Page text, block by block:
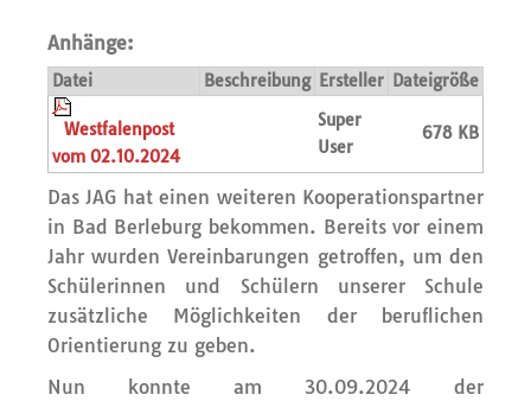
Anhänge:
Datei Beschreibung Ersteller Dateigröße
Westfalenpost
vom 02.10.2024
Super
User
678 KB
Das JAG hat einen weiteren Kooperationspartner
in Bad Berleburg bekommen. Bereits vor einem
Jahr wurden Vereinbarungen getroffen, um den
Schülerinnen und Schülern unserer Schule
zusätzliche Möglichkeiten der beruflichen
Orientierung zu geben.
Nun konnte am 30.09.2024 der